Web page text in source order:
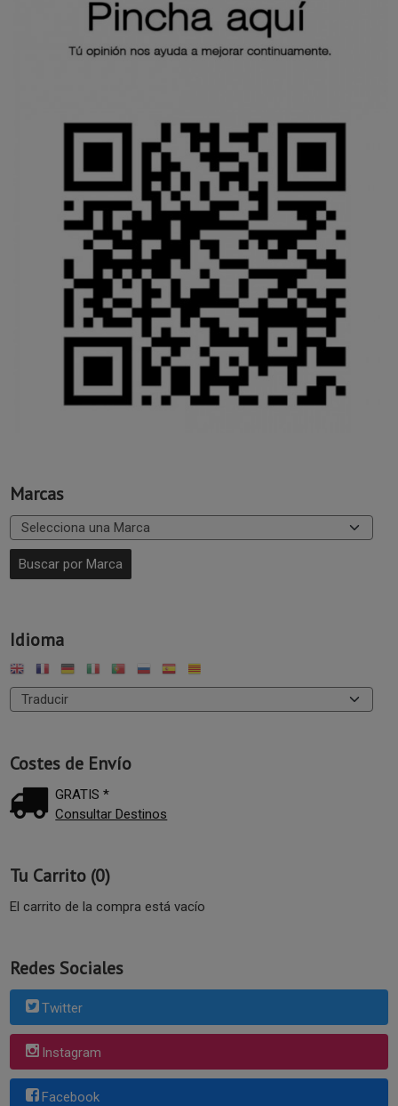
Marcas
Idioma
Costes de Envío
GRATIS *
Consultar Destinos
Tu Carrito (0)
El carrito de la compra está vacío
Redes Sociales
Twitter
Instagram
Facebook